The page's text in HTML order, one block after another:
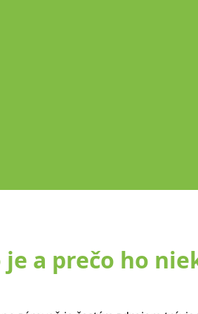
je a prečo ho